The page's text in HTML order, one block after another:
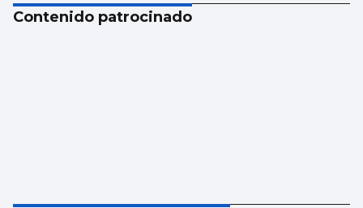
Contenido patrocinado